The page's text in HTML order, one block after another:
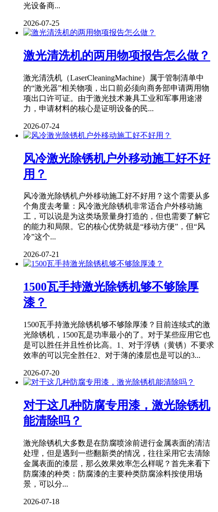
光设备商...
2026-07-25
激光清洗机的两用物项报告怎么做？
激光清洗机（LaserCleaningMachine）属于管制清单中
的“激光器”相关物项，出口前必须向商务部申请两用物
项出口许可证。由于激光技术兼具工业和军事用途潜
力，申请材料的核心是证明设备的民...
2026-07-24
风冷激光除锈机户外移动施工好不好
用？
风冷激光除锈机户外移动施工好不好用？这个需要从多
个角度去考量：风冷激光除锈机非常适合户外移动施
工，可以说是为这类场景量身打造的，但也需要了解它
的能力和局限。它的核心优势就是“移动方便”，但“风
冷”这个...
2026-07-21
1500瓦手持激光除锈机够不够除厚
漆？
1500瓦手持激光除锈机够不够除厚漆？目前连续式的激
光除锈机，1500瓦是功率最小的了。对于某些应用它也
是可以胜任并且性价比高。1、对于浮锈（黄锈）不要求
效率的可以完全胜任2、对于薄的漆层也是可以的3...
2026-07-20
对于这几种防腐专用漆，激光除锈机
能清除吗？
激光除锈机大多数是在防腐喷涂前进行金属表面的清洁
处理，但是遇到一些翻新类的情况，往往采用它去清除
金属表面的漆层，那么效果效率怎么样呢？首先来看下
防腐漆的种类：防腐漆的主要种类防腐涂料按使用场
景，可以分...
2026-07-18